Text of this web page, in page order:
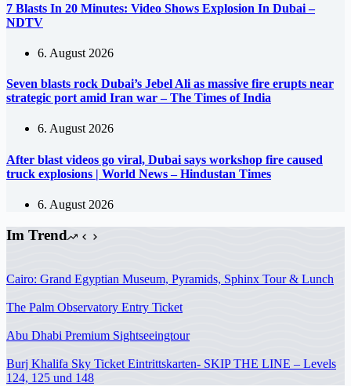
7 Blasts In 20 Minutes: Video Shows Explosion In Dubai –
NDTV
6. August 2026
Seven blasts rock Dubai’s Jebel Ali as massive fire erupts near
strategic port amid Iran war – The Times of India
6. August 2026
After blast videos go viral, Dubai says workshop fire caused
truck explosions | World News – Hindustan Times
6. August 2026
Im Trend
Cairo: Grand Egyptian Museum, Pyramids, Sphinx Tour & Lunch
The Palm Observatory Entry Ticket
Abu Dhabi Premium Sightseeingtour
Burj Khalifa Sky Ticket Eintrittskarten- SKIP THE LINE – Levels
124, 125 und 148